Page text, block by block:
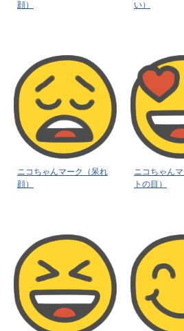
顔） い）
ニコちゃんマーク（呆れ
顔）
ニコちゃん
トの目）